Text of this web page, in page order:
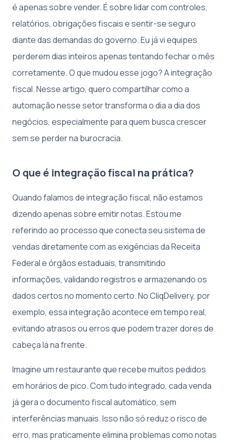
é apenas sobre vender. É sobre lidar com controles,
relatórios, obrigações fiscais e sentir-se seguro
diante das demandas do governo. Eu já vi equipes
perderem dias inteiros apenas tentando fechar o mês
corretamente. O que mudou esse jogo? A integração
fiscal. Nesse artigo, quero compartilhar como a
automação nesse setor transforma o dia a dia dos
negócios, especialmente para quem busca crescer
sem se perder na burocracia.
O que é integração fiscal na prática?
Quando falamos de integração fiscal, não estamos
dizendo apenas sobre emitir notas. Estou me
referindo ao processo que conecta seu sistema de
vendas diretamente com as exigências da Receita
Federal e órgãos estaduais, transmitindo
informações, validando registros e armazenando os
dados certos no momento certo. No CliqDelivery, por
exemplo, essa integração acontece em tempo real,
evitando atrasos ou erros que podem trazer dores de
cabeça lá na frente.
Imagine um restaurante que recebe muitos pedidos
em horários de pico. Com tudo integrado, cada venda
já gera o documento fiscal automático, sem
interferências manuais. Isso não só reduz o risco de
erro, mas praticamente elimina problemas como notas